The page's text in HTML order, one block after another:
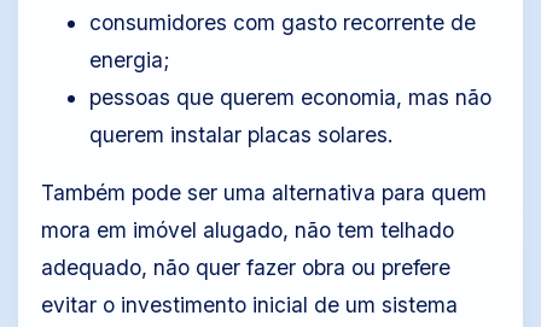
consumidores com gasto recorrente de
energia;
pessoas que querem economia, mas não
querem instalar placas solares.
Também pode ser uma alternativa para quem
mora em imóvel alugado, não tem telhado
adequado, não quer fazer obra ou prefere
evitar o investimento inicial de um sistema